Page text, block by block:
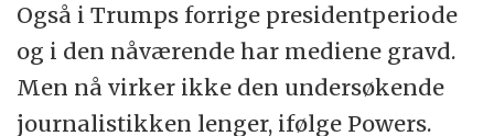
Også i Trumps forrige presidentperiode
og i den nåværende har mediene gravd.
Men nå virker ikke den undersøkende
journalistikken lenger, ifølge Powers.